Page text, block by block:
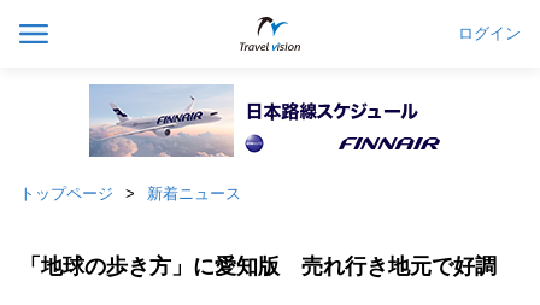
ログイン
トップページ 新着ニュース
「地球の歩き方」に愛知版 売れ行き地元で好調